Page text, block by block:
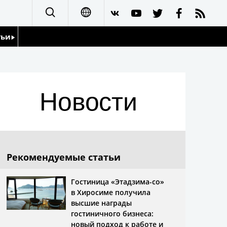
العربية
Новости
Рекомендуемые статьи
Гостиница «Этадзима-со»
в Хиросиме получила
высшие награды
гостиничного бизнеса:
новый подход к работе и